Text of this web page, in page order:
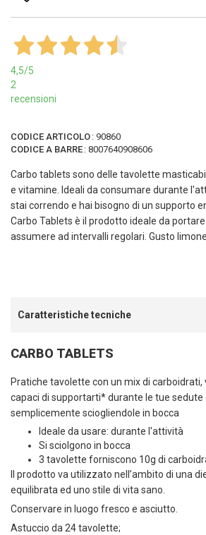
4,5/5
2
recensioni
CODICE ARTICOLO : 90860
CODICE A BARRE : 8007640908606
Carbo tablets sono delle tavolette
e vitamine. Ideali da consumare durante
stai correndo e hai bisogno di un supporto
Carbo Tablets è il prodotto ideale da
assumere ad intervalli regolari. Gusto limone.
Caratteristiche tecniche
CARBO TABLETS
Pratiche tavolette con un mix di
capaci di supportarti* durante le tue sedute
semplicemente sciogliendole in bocca
Ideale da usare: durante l'attività
Si sciolgono in bocca
3 tavolette forniscono 10g di
Il prodotto va utilizzato nell’ambito di una
equilibrata ed uno stile di vita sano.
Conservare in luogo fresco e asciutto.
Astuccio da 24 tavolette;